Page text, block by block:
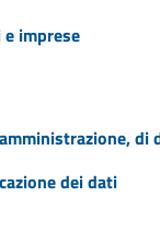
imprese
di
dei dati